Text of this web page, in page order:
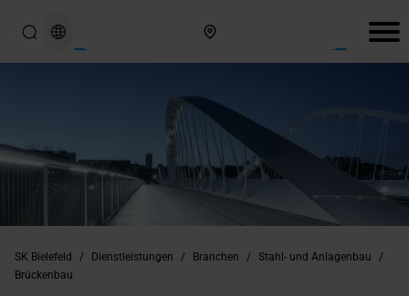
SK Bielefeld / Dienstleistungen / Branchen / Stahl- und Anlagenbau
/
Brückenbau